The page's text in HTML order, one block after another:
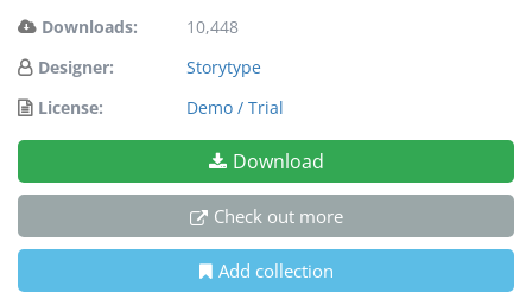
Downloads:
10,448
Designer:
Storytype
License:
Demo / Trial
Download
Check out more
Add collection